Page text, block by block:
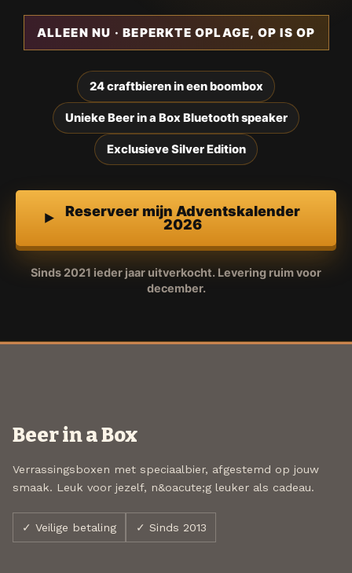
ALLEEN NU · BEPERKTE OPLAGE, OP IS OP
24 craftbieren in een boombox
Unieke Beer in a Box Bluetooth speaker
Exclusieve Silver Edition
Reserveer mijn Adventskalender
2026
Sinds 2021 ieder jaar uitverkocht. Levering ruim voor
december.
Beer in a Box
Verrassingsboxen met speciaalbier, afgestemd op jouw
smaak. Leuk voor jezelf, n&oacute;g leuker als cadeau.
✓ Veilige betaling ✓ Sinds 2013